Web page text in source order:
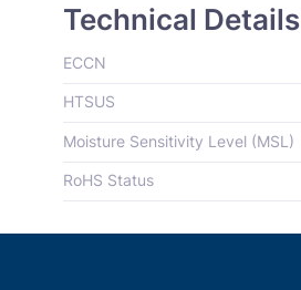
Technical Details
ECCN
HTSUS
Moisture Sensitivity Level (MSL)
RoHS Status